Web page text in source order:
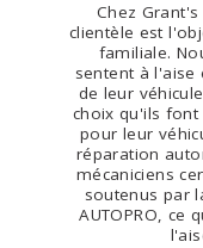
Chez
clientèle est
familiale.
sentent à l'aise
de leur
choix qu'ils font
pour leur
réparation
mécaniciens
soutenus par
AUTOPRO, ce